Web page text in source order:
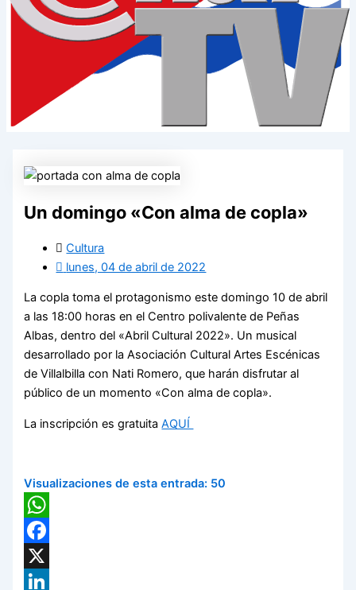
Un domingo «Con alma de copla»
Cultura
lunes, 04 de abril de 2022
La copla toma el protagonismo este domingo 10 de abril
a las 18:00 horas en el Centro polivalente de Peñas
Albas, dentro del «Abril Cultural 2022». Un musical
desarrollado por la Asociación Cultural Artes Escénicas
de Villalbilla con Nati Romero, que harán disfrutar al
público de un momento «Con alma de copla».
La inscripción es gratuitaAQUÍ
Visualizaciones de esta entrada: 50
WhatsApp
Facebook
X